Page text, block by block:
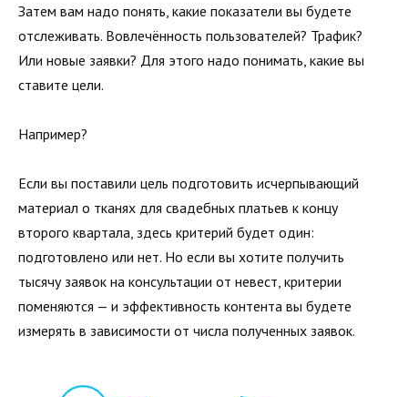
Затем вам надо понять, какие показатели вы будете
отслеживать. Вовлечённость пользователей? Трафик?
Или новые заявки? Для этого надо понимать, какие вы
ставите цели.
Например?
Если вы поставили цель подготовить исчерпывающий
материал о тканях для свадебных платьев к концу
второго квартала, здесь критерий будет один:
подготовлено или нет. Но если вы хотите получить
тысячу заявок на консультации от невест, критерии
поменяются — и эффективность контента вы будете
измерять в зависимости от числа полученных заявок.